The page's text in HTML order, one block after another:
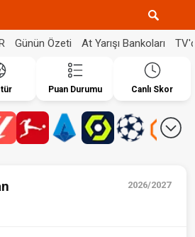
Günün Özeti At Yarışı Bankoları
Puan Durumu Canlı Skor
2026/2027